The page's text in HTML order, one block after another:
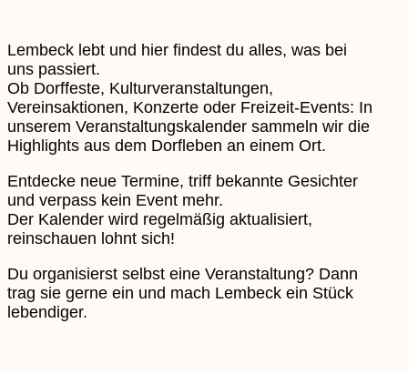
Lembeck lebt und hier findest du alles, was bei
uns passiert.
Ob Dorffeste, Kulturveranstaltungen,
Vereinsaktionen, Konzerte oder Freizeit-Events: In
unserem Veranstaltungskalender sammeln wir die
Highlights aus dem Dorfleben an einem Ort.
Entdecke neue Termine, triff bekannte Gesichter
und verpass kein Event mehr.
Der Kalender wird regelmäßig aktualisiert,
reinschauen lohnt sich!
Du organisierst selbst eine Veranstaltung? Dann
trag sie gerne ein und mach Lembeck ein Stück
lebendiger.